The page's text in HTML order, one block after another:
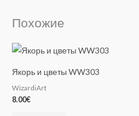
Похожие
Якорь и цветы WW303
WizardiArt
8.00€